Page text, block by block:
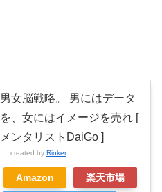
男女脳戦略。 男にはデータ
を、女にはイメージを売れ [
メンタリストDaiGo ]
created by Rinker
Amazon 楽天市場